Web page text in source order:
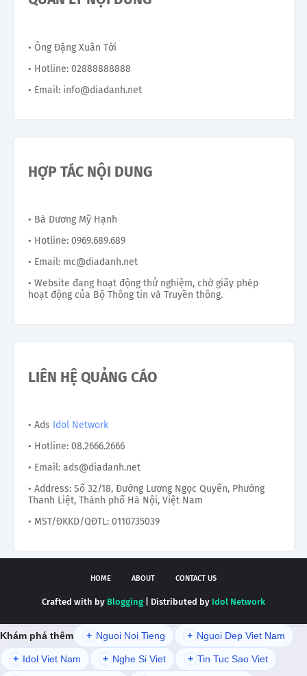
• Ông Đặng Xuân Tới
• Hotline: 02888888888
• Email: info@diadanh.net
HỢP TÁC NỘI DUNG
• Bà Dương Mỹ Hạnh
• Hotline: 0969.689.689
• Email: mc@diadanh.net
• Website đang hoạt động thử nghiệm, chờ giấy phép
hoạt động của Bộ Thông tin và Truyền thông.
LIÊN HỆ QUẢNG CÁO
• Ads Idol Network
• Hotline: 08.2666.2666
• Email: ads@diadanh.net
• Address: Số 32/18, Đường Lương Ngọc Quyến, Phường
Thanh Liệt, Thành phố Hà Nội, Việt Nam
• MST/ĐKKD/QĐTL: 0110735039
HOME ABOUT CONTACT US
Crafted with by Blogging | Distributed by Idol Network
Khám phá thêm + Nguoi Noi Tieng + Nguoi Dep Viet Nam
+ Idol Viet Nam + Nghe Si Viet + Tin Tuc Sao Viet